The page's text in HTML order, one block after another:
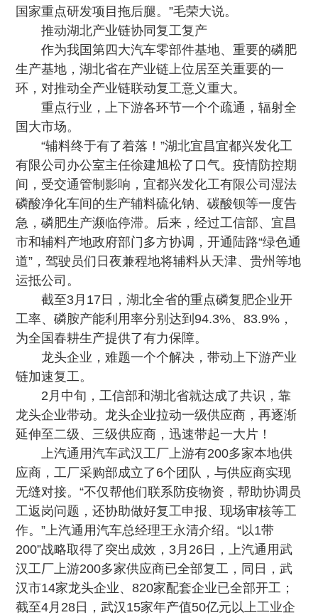
国家重点研发项目拖后腿。”毛荣大说。
推动湖北产业链协同复工复产
作为我国第四大汽车零部件基地、重要的磷肥
生产基地，湖北省在产业链上位居至关重要的一
环，对推动全产业链联动复工意义重大。
重点行业，上下游各环节一个个疏通，辐射全
国大市场。
“辅料终于有了着落！”湖北宜昌宜都兴发化工
有限公司办公室主任徐建旭松了口气。疫情防控期
间，受交通管制影响，宜都兴发化工有限公司湿法
磷酸净化车间的生产辅料硫化钠、碳酸钡等一度告
急，磷肥生产濒临停滞。后来，经过工信部、宜昌
市和辅料产地政府部门多方协调，开通陆路“绿色通
道”，驾驶员们日夜兼程地将辅料从天津、贵州等地
运抵公司。
截至3月17日，湖北全省的重点磷复肥企业开
工率、磷胺产能利用率分别达到94.3%、83.9%，
为全国春耕生产提供了有力保障。
龙头企业，难题一个个解决，带动上下游产业
链加速复工。
2月中旬，工信部和湖北省就达成了共识，靠
龙头企业带动。龙头企业拉动一级供应商，再逐渐
延伸至二级、三级供应商，迅速带起一大片！
上汽通用汽车武汉工厂上游有200多家本地供
应商，工厂采购部成立了6个团队，与供应商实现
无缝对接。“不仅帮他们联系防疫物资，帮助协调员
工返岗问题，还协助做好复工申报、现场审核等工
作。”上汽通用汽车总经理王永清介绍。“以1带
200”战略取得了突出成效，3月26日，上汽通用武
汉工厂上游200多家供应商已全部复工，同日，武
汉市14家龙头企业、820家配套企业已全部开工；
截至4月28日，武汉15家年产值50亿元以上工业企